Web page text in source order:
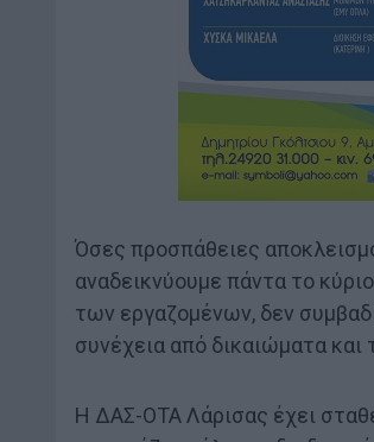
Όσες προσπάθειες
αναδεικνύουμε πάντα το
των εργαζομένων, δεν
συνέχεια από δικαιώματα
Η ΔΑΣ-ΟΤΑ Λάρισας έχει